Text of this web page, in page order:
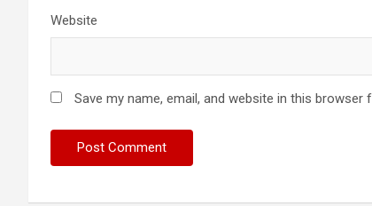
Website
Save my name, email, and website in this